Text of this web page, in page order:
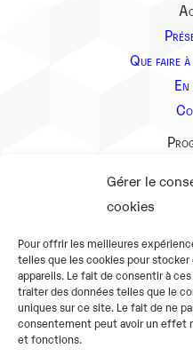
Gérer le
cookies
Pour offrir les meilleures
telles que les cookies pour
appareils. Le fait de consentir à
traiter des données telles que le
uniques sur ce site. Le fait de ne
consentement peut avoir un effet
et fonctions.
Que faire
En
Tarifs